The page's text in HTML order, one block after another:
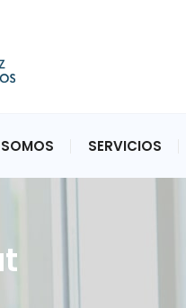
SERVICIOS